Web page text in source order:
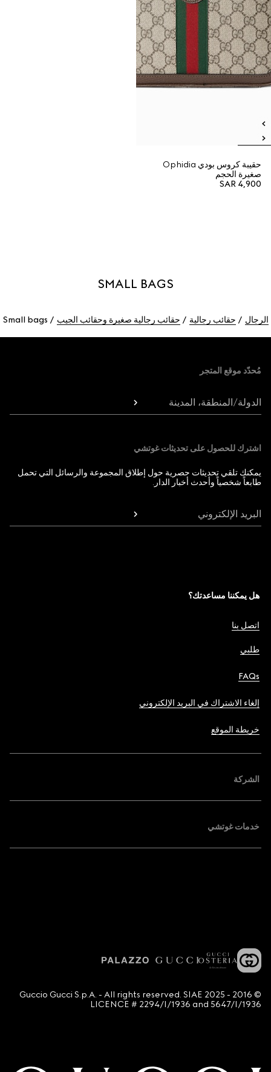
حقيبة كروس بودي Ophidia
صغيرة الحجم
SAR 4,900
SMALL BAGS
الرجال حقائب رجالية حقائب رجالية صغيرة وحقائب الجيب Small bags
مُحدّد موقع المتجر
الدولة/المنطقة، المدينة
اشترك للحصول على تحديثات غوتشي
يمكنك تلقي تحديثات حصرية حول إطلاق المجموعة والرسائل التي تحمل
طابعاً شخصياً وأحدث أخبار الدار.
البريد الإلكتروني
هل يمكننا مساعدتك؟
اتصل بنا
طلبي
FAQs
إلغاء الاشتراك في البريد الإلكتروني
خريطة الموقع
الشركة
خدمات غوتشي
© 2016 - 2025 Guccio Gucci S.p.A. - All rights reserved. SIAE
LICENCE # 2294/I/1936 and 5647/I/1936